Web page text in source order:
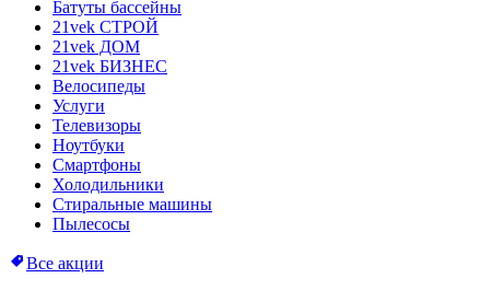
Батуты бассейны
21vek СТРОЙ
21vek ДОМ
21vek БИЗНЕС
Велосипеды
Услуги
Телевизоры
Ноутбуки
Смартфоны
Холодильники
Стиральные машины
Пылесосы
Все акции